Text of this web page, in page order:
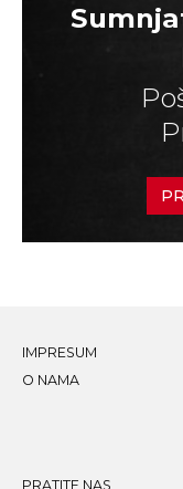
IMPRESUM
O NAMA
PRATITE NAS